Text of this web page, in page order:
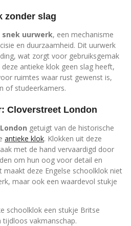
zonder slag
snek uurwerk, een mechanisme
en duurzaamheid. Dit uurwerk
wat zorgt voor gebruiksgemak
antieke klok geen slag heeft,
ruimtes waar rust gewenst is,
of studeerkamers.
Cloverstreet London
getuigt van de historische
antieke klok. Klokken uit deze
met de hand vervaardigd door
om hun oog voor detail en
maakt deze Engelse schoolklok niet
maar ook een waardevol stukje
schoolklok een stukje Britse
vakmanschap.